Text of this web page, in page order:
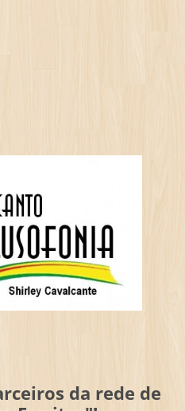
da rede de